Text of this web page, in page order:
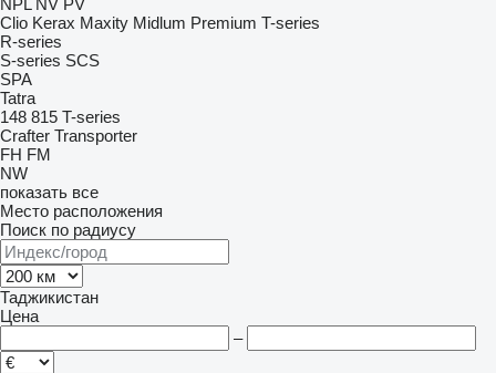
NPL NV PV
Clio Kerax Maxity Midlum Premium T-series
R-series
S-series SCS
SPA
Tatra
148 815 T-series
Crafter Transporter
FH FM
NW
показать все
Место расположения
Поиск по радиусу
Таджикистан
Цена
–